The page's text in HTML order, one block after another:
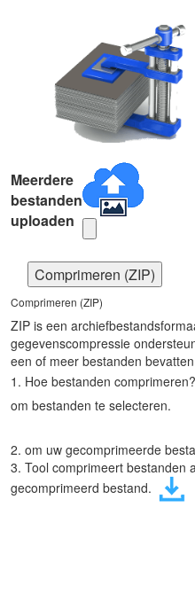
Meerdere
bestanden
uploaden
Comprimeren (ZIP)
Comprimeren (ZIP)
ZIP is een
gegevenscompressie
een of meer bestanden bevatten
1. Hoe bestanden comprimeren?
om bestanden te selecteren.
2. om uw gecomprimeerde
3. Tool comprimeert bestanden
gecomprimeerd bestand.